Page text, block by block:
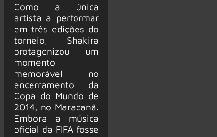
Como a única
artista a performar
em três edições do
torneio, Shakira
protagonizou um
momento
memorável no
encerramento da
Copa do Mundo de
2014, no Maracanã.
Embora a música
oficial da FIFA fosse